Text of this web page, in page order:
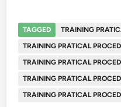
TAGGED
TRAINING
TRAINING PRATICAL
TRAINING PRATICAL
TRAINING PRATICAL
TRAINING PRATICAL